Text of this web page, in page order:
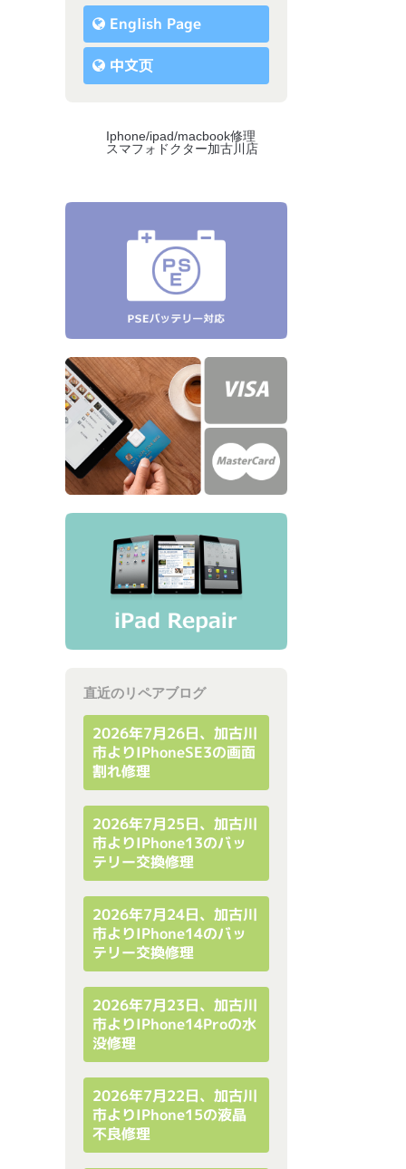
English Page
中文页
Iphone/ipad/macbook修理
スマフォドクター加古川店
直近のリペアブログ
2026年7月26日、加古川
市よりiPhoneSE3の画面
割れ修理
2026年7月25日、加古川
市よりiPhone13のバッ
テリー交換修理
2026年7月24日、加古川
市よりiPhone14のバッ
テリー交換修理
2026年7月23日、加古川
市よりiPhone14Proの水
没修理
2026年7月22日、加古川
市よりiPhone15の液晶
不良修理